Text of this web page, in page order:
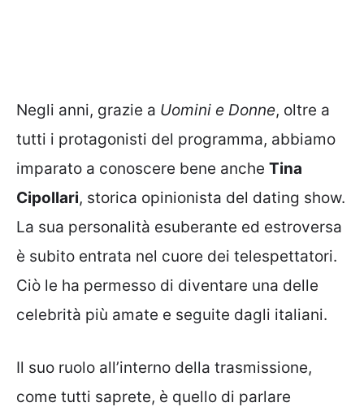
Negli anni, grazie a Uomini e Donne, oltre a
tutti i protagonisti del programma, abbiamo
imparato a conoscere bene anche Tina
Cipollari, storica opinionista del dating show.
La sua personalità esuberante ed estroversa
è subito entrata nel cuore dei telespettatori.
Ciò le ha permesso di diventare una delle
celebrità più amate e seguite dagli italiani.
Il suo ruolo all’interno della trasmissione,
come tutti saprete, è quello di parlare